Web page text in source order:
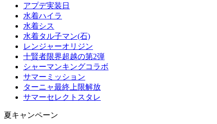
アプデ実装日
水着ハイラ
水着シス
水着タル子マン(石)
レンジャーオリジン
十賢者限界超越の第2弾
シャーマンキングコラボ
サマーミッション
ターニャ最終上限解放
サマーセレクトスタレ
夏キャンペーン